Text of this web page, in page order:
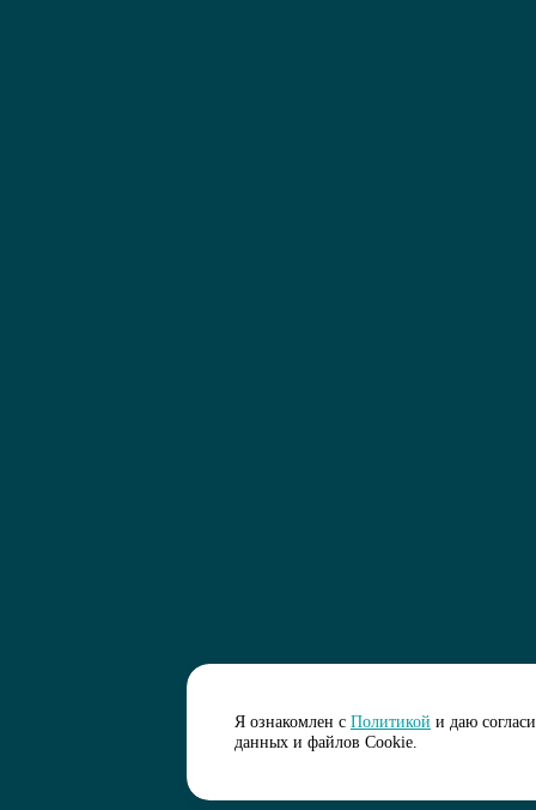
Я ознакомлен с Политикой и даю
данных и файлов Cookie.